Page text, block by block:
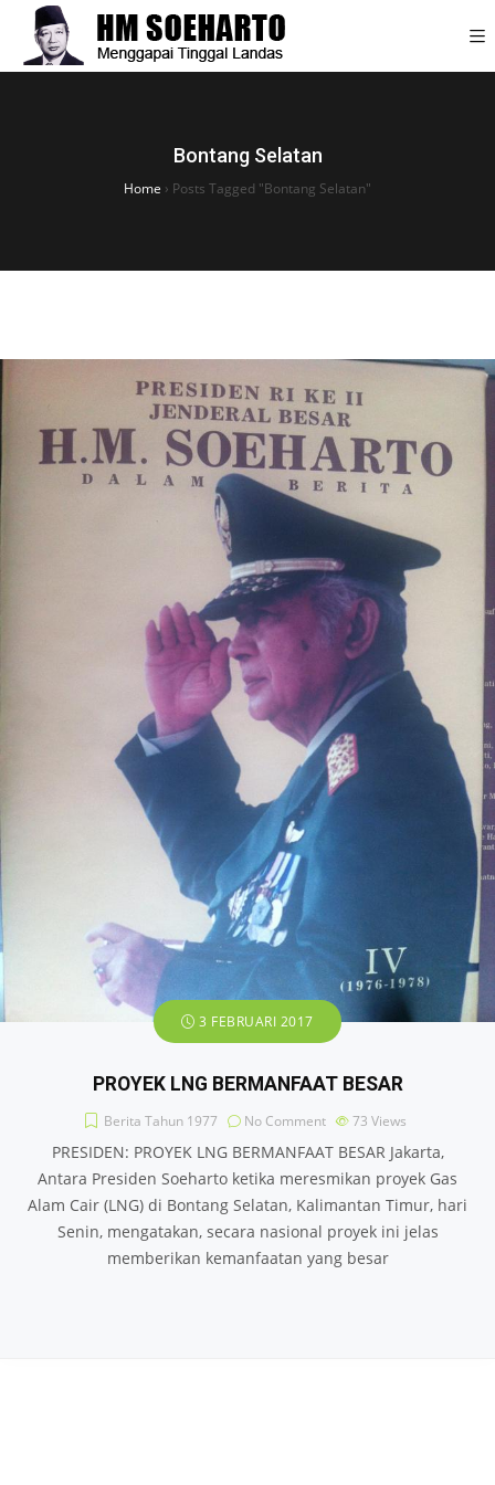
Bontang Selatan
Home › Posts Tagged "Bontang Selatan"
3 FEBRUARI 2017
PROYEK LNG BERMANFAAT BESAR
Berita Tahun 1977 No Comment 73 Views
PRESIDEN: PROYEK LNG BERMANFAAT BESAR Jakarta,
Antara Presiden Soeharto ketika meresmikan proyek Gas
Alam Cair (LNG) di Bontang Selatan, Kalimantan Timur, hari
Senin, mengatakan, secara nasional proyek ini jelas
memberikan kemanfaatan yang besar